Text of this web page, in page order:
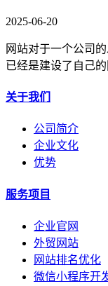
2025-06-20
网站对于一个公司
已经是建设了自己
关于我们
公司简介
企业文化
优势
服务项目
企业官网
外贸网站
网站排名优化
微信小程序开